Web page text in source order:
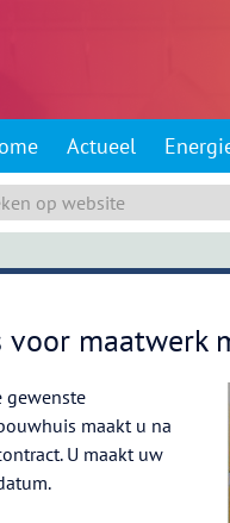
Actueel
maatwerk
gewenste
maakt u na
U maakt uw